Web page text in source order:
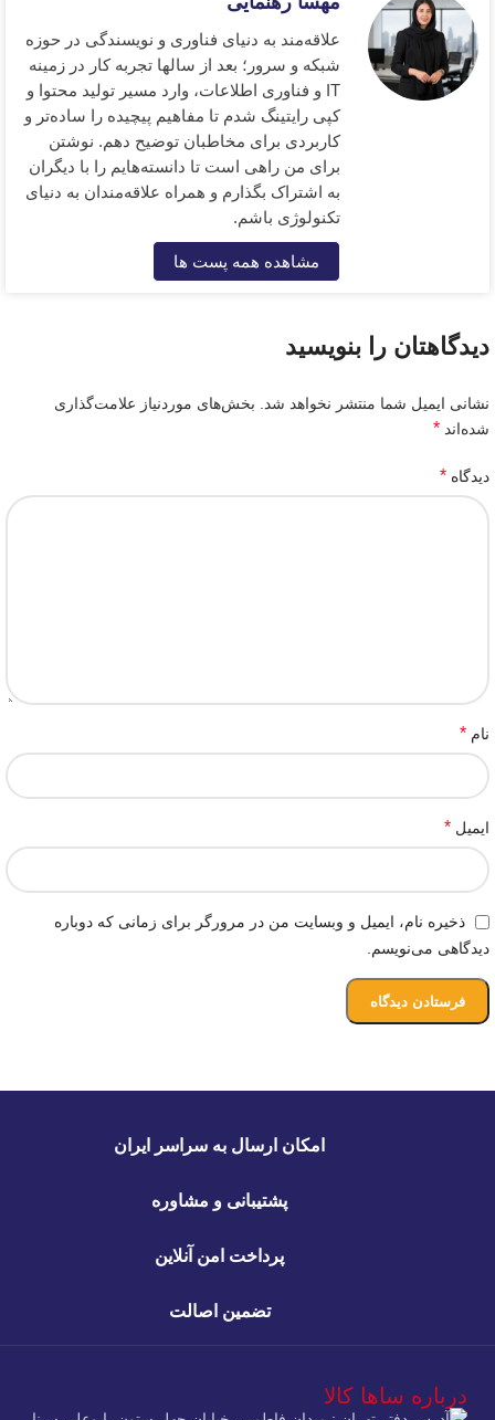
علاقه‌مند به دنیای فناوری و نویسندگی در حوزه
شبکه و سرور؛ بعد از سالها تجربه کار در زمینه
IT و فناوری اطلاعات، وارد مسیر تولید محتوا و
کپی رایتینگ شدم تا مفاهیم پیچیده را ساده‌تر و
کاربردی‌ برای مخاطبان توضیح دهم. نوشتن
برای من راهی است تا دانسته‌هایم را با دیگران
به اشتراک بگذارم و همراه علاقه‌مندان به دنیای
تکنولوژی باشم.
مشاهده همه پست ها
دیدگاهتان را بنویسید
نشانی ایمیل شما منتشر نخواهد شد.
بخش‌های موردنیاز علامت‌گذاری
شده‌اند *
دیدگاه *
نام *
ایمیل *
ذخیره نام، ایمیل و وبسایت من در مرورگر برای زمانی که دوباره
دیدگاهی می‌نویسم.
امکان ارسال به سراسر ایران
پشتیبانی و مشاوره
پرداخت امن آنلاین
تضمین اصالت
درباره ساها کالا